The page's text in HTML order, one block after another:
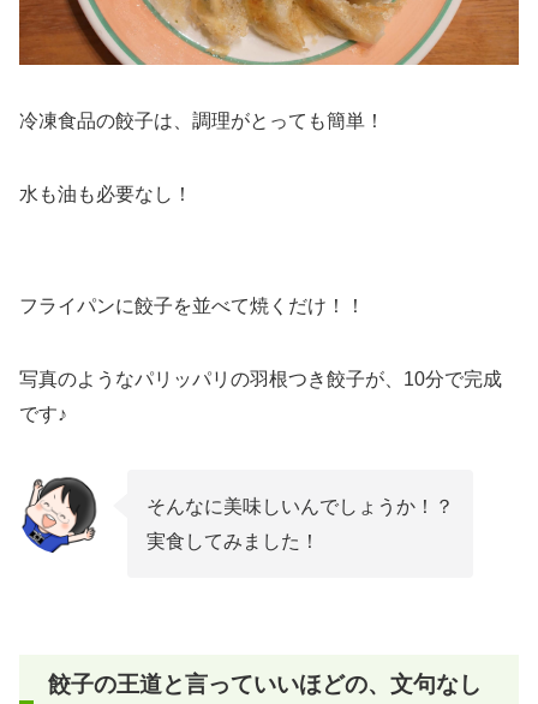
冷凍食品の餃子は、調理がとっても簡単！
水も油も必要なし！
フライパンに餃子を並べて焼くだけ！！
写真のようなパリッパリの羽根つき餃子が、10分で完成
です♪
そんなに美味しいんでしょうか！？
実食してみました！
餃子の王道と言っていいほどの、文句なし